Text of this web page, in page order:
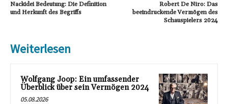
Nackidei Bedeutung: Die Definition
und Herkunft des Begriffs
Robert De Niro: Das
beeindruckende Vermögen des
Schauspielers 2024
Weiterlesen
Wolfgang Joop: Ein umfassender
Überblick über sein Vermögen 2024
05.08.2026